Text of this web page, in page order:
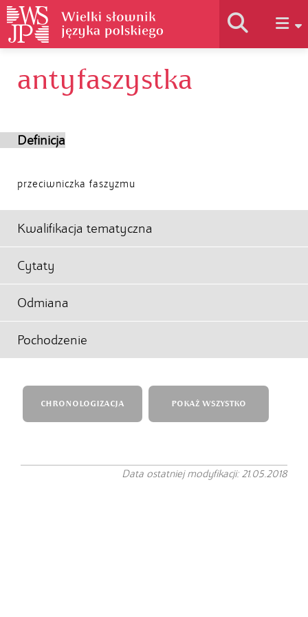
Historia słownika
antyfaszystka
Definicja
przeciwniczka faszyzmu
Kwalifikacja tematyczna
Cytaty
Odmiana
Pochodzenie
CHRONOLOGIZACJA POKAŻ WSZYSTKO
Data ostatniej modyfikacji: 21.05.2018